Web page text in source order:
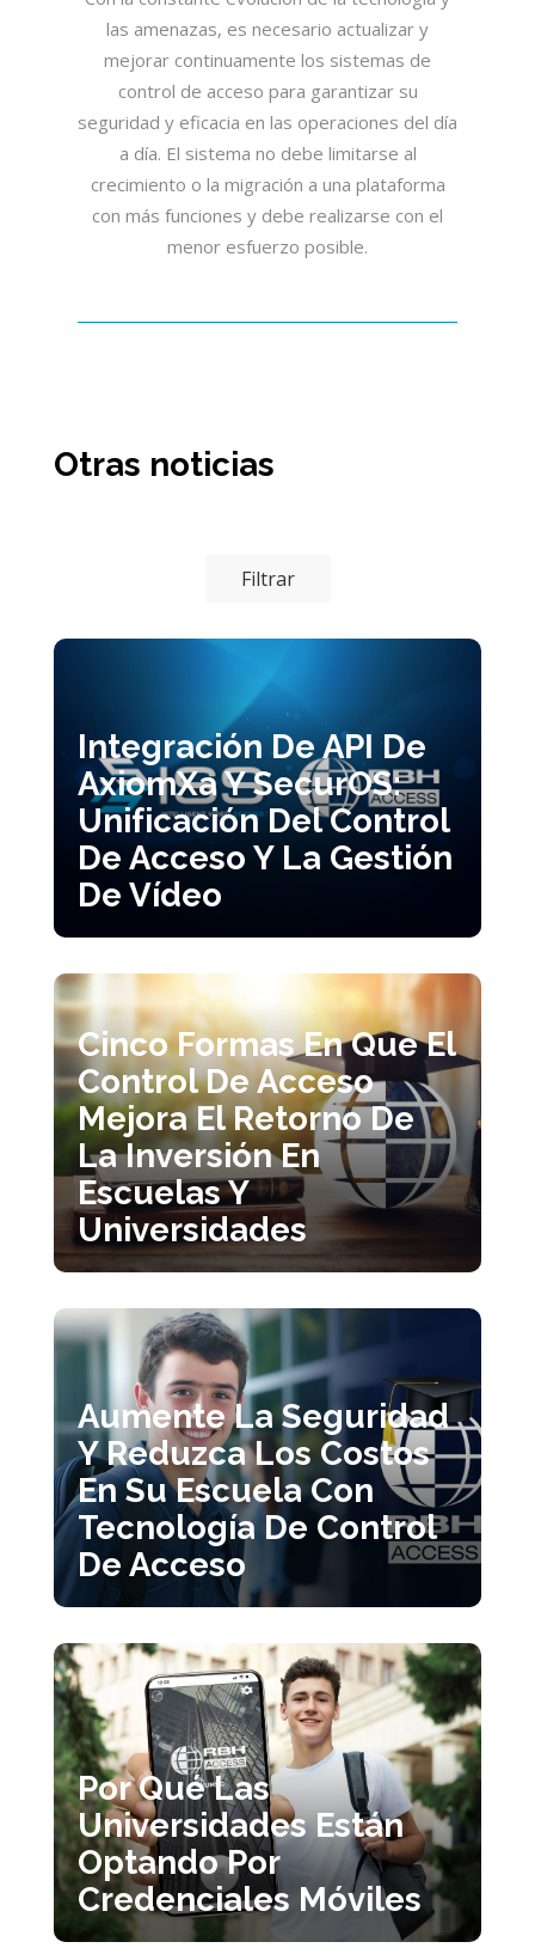
las amenazas, es necesario actualizar y
mejorar continuamente los sistemas de
control de acceso para garantizar su
seguridad y eficacia en las operaciones del día
a día. El sistema no debe limitarse al
crecimiento o la migración a una plataforma
con más funciones y debe realizarse con el
menor esfuerzo posible.
Otras noticias
Filtrar
Integración De API De
AxiomXa Y SecurOS:
Unificación Del Control
De Acceso Y La Gestión
De Vídeo
Cinco Formas En Que El
Control De Acceso
Mejora El Retorno De
La Inversión En
Escuelas Y
Universidades
Aumente La Seguridad
Y Reduzca Los Costos
En Su Escuela Con
Tecnología De Control
De Acceso
Por Qué Las
Universidades Están
Optando Por
Credenciales Móviles